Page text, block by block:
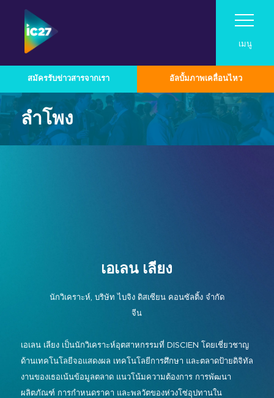
เมนู
รายชื่อผู้จัดแสดงสินค้า
อัลบั้มรูปปี 2026
อินสตาแกรม
เฟซบุ๊ก ลิงค์อิน ยูทูบ
เยี่ยม
เยี่ยม
ผู้สนับสนุนและพันธมิตร
รายชื่อผู้จัดแสดงสินค้า
กิจกรรมพิเศษ
ข้อมูลการเดินทางและวีซ่า
การประชุมและการทำงานร่วมกัน
กิจกรรมสด, ความบันเทิง
พื้นที่การเรียนรู้อัจฉริยะ
โปรแกรม
ประสิทธิภาพการทำงานในระดับองค์กร
โซลูชันแบบไลฟ์ สมจริง และสร้าง
สมัครรับข่าวสารจากเรา อัลบั้มภาพเคลื่อนไหว
ลำโพง
เอเลน เลียง
นักวิเคราะห์, บริษัท ไบจิง ดิสเซียน คอนซัลติ้ง จำกัด
จีน
เอเลน เลียง เป็นนักวิเคราะห์อุตสาหกรรมที่ DISCIEN โดยเชี่ยวชาญ
ด้านเทคโนโลยีจอแสดงผล เทคโนโลยีการศึกษา และตลาดป้ายดิจิทัล
งานของเธอเน้นข้อมูลตลาด แนวโน้มความต้องการ การพัฒนา
ผลิตภัณฑ์ การกำหนดราคา และพลวัตของห่วงโซ่อุปทานใน